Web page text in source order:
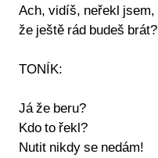
Ach, vidíš, neřekl jsem,
že ještě rád budeš brát?
TONÍK:
Já že beru?
Kdo to řekl?
Nutit nikdy se nedám!